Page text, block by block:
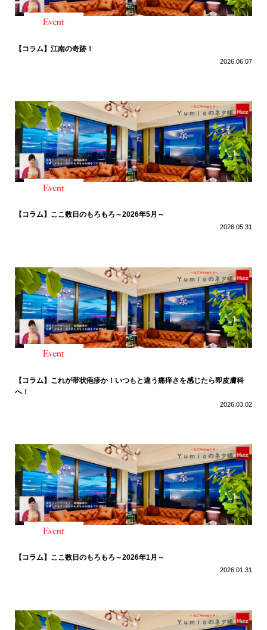
【コラム】江南の奇跡！
2026.06.07
【コラム】ここ数日のもろもろ～2026年5月～
2026.05.31
【コラム】これが帯状疱疹か！いつもと違う痛痒さを感じたら即皮膚科
へ！
2026.03.02
【コラム】ここ数日のもろもろ～2026年1月～
2026.01.31